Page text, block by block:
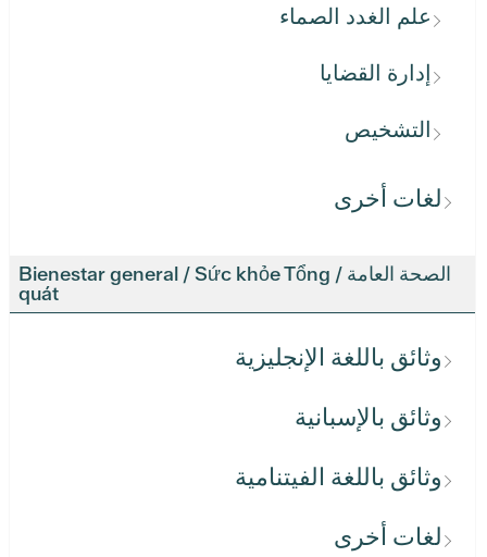
علم الغدد الصماء
إدارة القضايا
التشخيص
لغات أخرى
الصحة العامة / Bienestar general / Sức khỏe Tổng
quát
وثائق باللغة الإنجليزية
وثائق بالإسبانية
وثائق باللغة الفيتنامية
لغات أخرى